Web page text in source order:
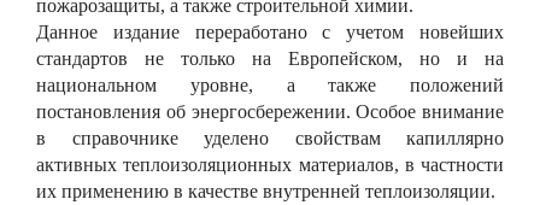
пожарозащиты, а также строительной химии.
Данное издание переработано с учетом новейших
стандартов не только на Европейском, но и на
национальном уровне, а также положений
постановления об энергосбережении. Особое внимание
в справочнике уделено свойствам капиллярно
активных теплоизоляционных материалов, в частности
их применению в качестве внутренней теплоизоляции.